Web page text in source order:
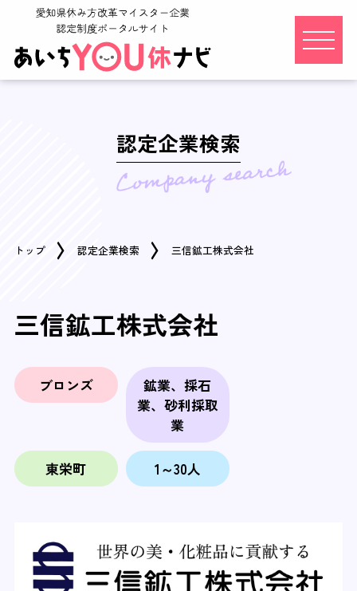
認定企業検索
トップ 認定企業検索 三信鉱工株式会社
三信鉱工株式会社
ブロンズ
鉱業、採石
業、砂利採取
業
東栄町 1～30人